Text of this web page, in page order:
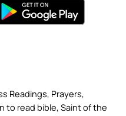
Readings, Prayers,
to read bible, Saint of the